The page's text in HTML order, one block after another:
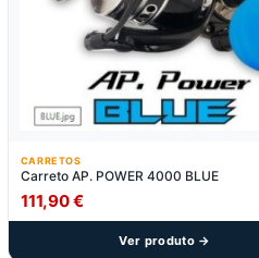
CARRETOS
Carreto AP. POWER 4000 BLUE
111,90€
Ver produto →